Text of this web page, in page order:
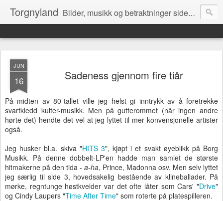
Torgnyland Bilder, musikk og betraktninger siden 2008
JUN
16 Sadeness gjennom fire tiår
På midten av 80-tallet ville jeg helst gi inntrykk av å foretrekke
svartkledd kulter-musikk. Men på gutterommet (når ingen andre
hørte det) hendte det vel at jeg lyttet til mer konvensjonelle artister
også.
Jeg husker bl.a. skiva "HITS 3", kjøpt i et svakt øyeblikk på Borg
Musikk. På denne dobbelt-LP'en hadde man samlet de største
hitmakerne på den tida - a-ha, Prince, Madonna osv. Men selv lyttet
jeg særlig til side 3, hovedsakelig bestående av klineballader. På
mørke, regntunge høstkvelder var det ofte låter som Cars' "Drive"
og Cindy Laupers "Time After Time" som roterte på platespilleren.